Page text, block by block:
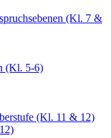
(Kl. 7 &
(Kl. 5-6)
(Kl. 11 & 12)